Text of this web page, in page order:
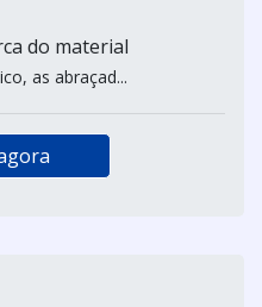
do material
as abraçad...